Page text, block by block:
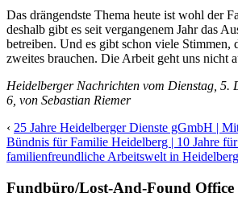
Das drängendste Thema heute ist wohl der
deshalb gibt es seit vergangenem Jahr das
betreiben. Und es gibt schon viele Stimmen,
zweites brauchen. Die Arbeit geht uns nicht
Heidelberger Nachrichten vom Dienstag, 5.
6, von Sebastian Riemer
‹ 25 Jahre Heidelberger Dienste gGmbH |
Bündnis für Familie Heidelberg | 10 Jahre
familienfreundliche Arbeitswelt in Heidelberg
Fundbüro/Lost-And-Found Office